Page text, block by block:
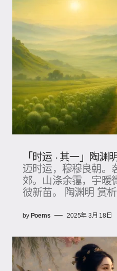
「时运 · 其一」陶渊明
迈时运，穆穆良朝。
郊。山涤余霭，宇暧
彼新苗。 陶渊明 赏
by Poems 2025年 3月 18日